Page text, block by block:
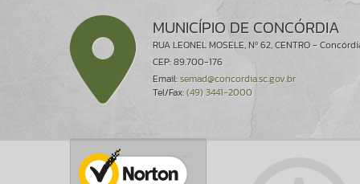
MUNICÍPIO DE CONCÓRDIA
RUA LEONEL MOSELE, Nº 62, CENTRO -
CEP: 89.700-176
Email:semad@concordia.sc.gov.br
Tel/Fax:(49) 3441-2000